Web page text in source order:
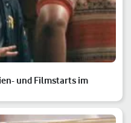
und Filmstarts im